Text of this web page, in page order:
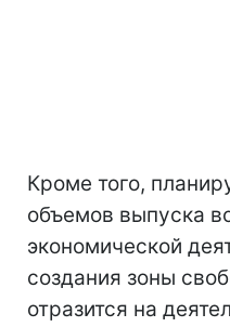
Кроме того,
объемов выпуска
экономической
создания зоны
отразится на